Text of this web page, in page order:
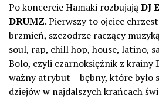
Po koncercie Hamaki rozbujająDJ
DRUMZ. Pierwszy to ojciec
brzmień, szczodrze raczący
soul, rap, chill hop, house, latino,
Bolo, czyli czarnoksiężnik z krainy
ważny atrybut – bębny, które było
dziejów w najdalszych krańcach